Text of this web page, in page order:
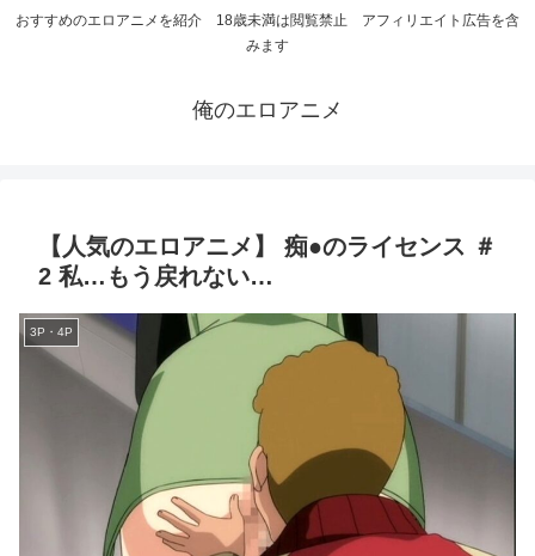
おすすめのエロアニメを紹介 18歳未満は閲覧禁止 アフィリエイト広告を含
みます
俺のエロアニメ
【人気のエロアニメ】 痴●のライセンス ＃
2 私…もう戻れない…
3P・4P